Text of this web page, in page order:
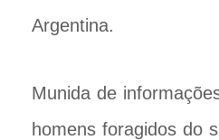
Argentina.
Munida de
homens foragidos do